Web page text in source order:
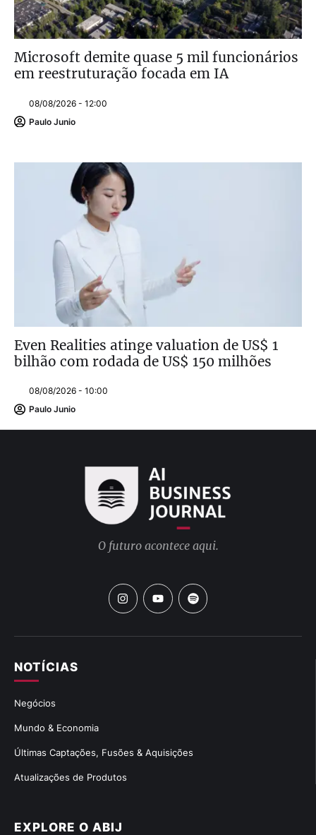
Microsoft demite quase 5 mil funcionários
em reestruturação focada em IA
08/08/2026 - 12:00
Paulo Junio
Even Realities atinge valuation de US$ 1
bilhão com rodada de US$ 150 milhões
08/08/2026 - 10:00
Paulo Junio
EXPLORE O ABIJ
NOTÍCIAS
Negócios
Mundo & Economia
Últimas Captações, Fusões & Aquisições
Atualizações de Produtos
O futuro acontece aqui.